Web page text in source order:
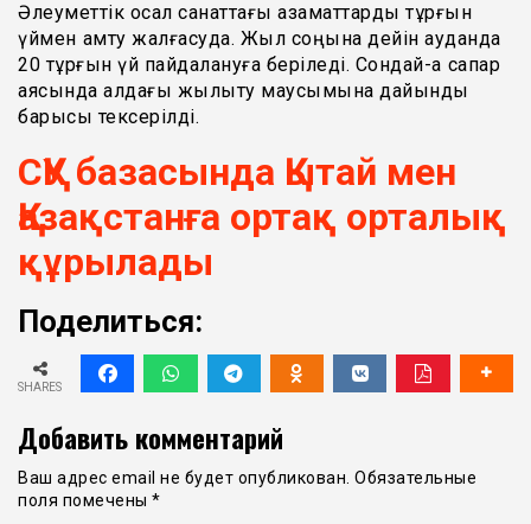
Әлеуметтік осал санаттағы азаматтарды тұрғын
үймен қамту жалғасуда. Жыл соңына дейін ауданда
20 тұрғын үй пайдалануға беріледі. Сондай-ақ сапар
аясында алдағы жылыту маусымына дайындық
барысы тексерілді.
СҚУ базасында Қытай мен
Қазақстанға ортақ орталық
құрылады
Поделиться:
SHARES
Добавить комментарий
Ваш адрес email не будет опубликован. Обязательные
поля помечены *